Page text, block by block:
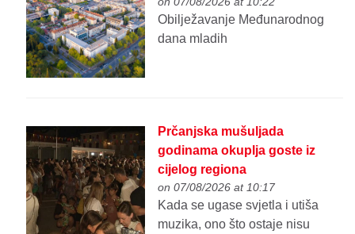
Obilježavanje Međunarodnog
dana mladih
Prčanjska mušuljada
godinama okuplja goste iz
cijelog regiona
on 07/08/2026 at 10:17
Kada se ugase svjetla i utiša
muzika, ono što ostaje nisu